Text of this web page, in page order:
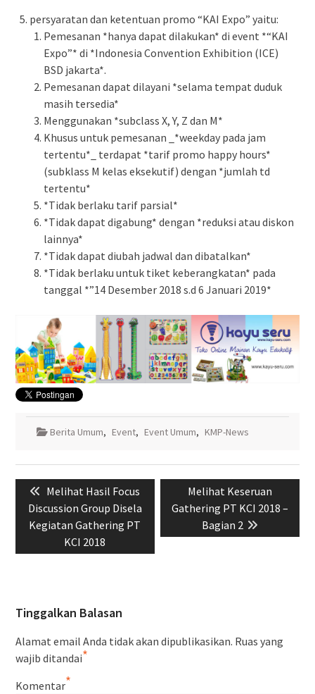
persyaratan dan ketentuan promo “KAI Expo” yaitu:
Pemesanan *hanya dapat dilakukan* di event *“KAI
Expo”* di *Indonesia Convention Exhibition (ICE)
BSD jakarta*.
Pemesanan dapat dilayani *selama tempat duduk
masih tersedia*
Menggunakan *subclass X, Y, Z dan M*
Khusus untuk pemesanan _*weekday pada jam
tertentu*_ terdapat *tarif promo happy hours*
(subklass M kelas eksekutif) dengan *jumlah td
tertentu*
*Tidak berlaku tarif parsial*
*Tidak dapat digabung* dengan *reduksi atau diskon
lainnya*
*Tidak dapat diubah jadwal dan dibatalkan*
*Tidak berlaku untuk tiket keberangkatan* pada
tanggal *”14 Desember 2018 s.d 6 Januari 2019*
Berita Umum, Event, Event Umum, KMP-News
Navigasi
pos
Previous
post:
Melihat Hasil Focus
Discussion Group Disela
Kegiatan Gathering PT
KCI 2018
Next
post:
Melihat Keseruan
Gathering PT KCI 2018 –
Bagian 2
Tinggalkan Balasan
Alamat email Anda tidak akan dipublikasikan. Ruas yang
wajib ditandai*
Komentar*